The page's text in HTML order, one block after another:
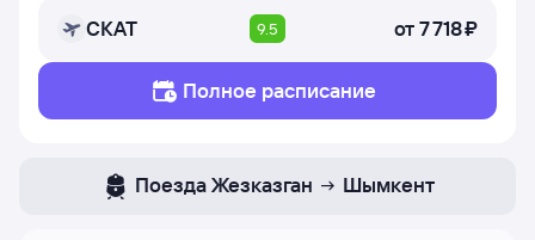
СКАТ 9.5 от7 ⁠718 ⁠₽
Полное расписание
Поезда Жезказган Шымкент